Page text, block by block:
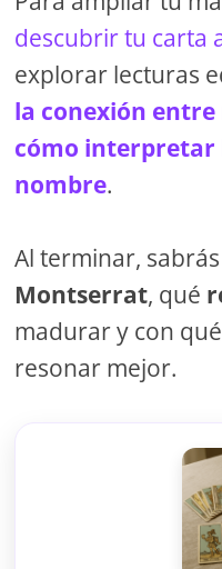
descubrir tu carta
explorar lecturas
la conexión
cómo interpretar
nombre.
Al terminar, sabrás
Montserrat, qué
madurar y con qué
resonar mejor.